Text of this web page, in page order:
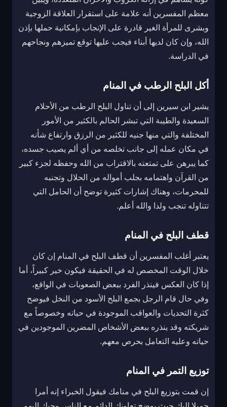
معظم المفسرين أنه علامة على استقرار العلاقة الزوجية
وبشرى للمرأة الغير قادرة على الإنجاب بإمكانية حملها بإذن
الله، وإن كان لديها أبناء فيجب عليها توقع تميزهم ونجاحهم
في الدراسة.
أكل البلح الرطب في المنام
يشير ابن سيرين إلى أن تناول البلح الرطب من الأحلام
السعيدة والطيبة التي تبشر الحالم بالكثير من الأمور
المختلفة والتي منها جنيه للكثير من الرزق وارتفاع شأنه
في مكان عمله إلى جانب تخلصه من أي ألم يصيب جسده،
كما يبرهن على تمتعته بالاقتراب من الله وحفظه لجزء كبير
من القرآن واهتمامه بجلب أمواله من الحلال وتجنبه
للمحرمات، وهناك إشارات كثيرة توضح أن الحامل التي
تتناوله تنجب ولدا والله أعلم.
قطف البلح في المنام
يعتبر أغلب المفسرين أن قطف البلح في المنام إن كان
خلال الوقت المخصص له في الحقيقة فيكون خير كبيراً، أما
إذا كان العكس فينذر الفرد ببعض الصعوبات في الواقع،
وفي حال قام الرجل بجمع البلح الأسود من النخل فيوضح
كثرة التحديات والعواقب الموجودة في حياته وخصوصاً مع
شريكته وقد ينذره ببعض الأشخاص المضرين الموجودين في
حياته وعليه التعامل بحرص معهم.
توزيع التمر في المنام
إن قمت بتوزيع البلح في منامك فيقول الخبراء إنه أمرا